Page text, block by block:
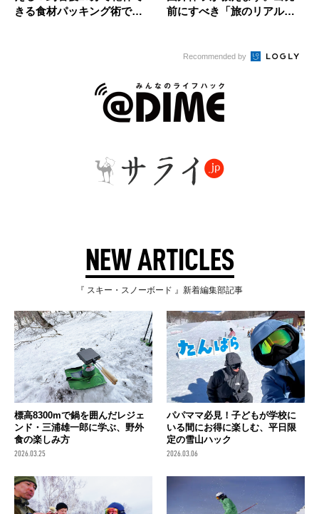
きる食材パッキング術でク
前にすべき「旅のリアルな
Recommended by
NEW ARTICLES
『 スキー・スノーボード 』新着編集部記事
標高8300mで鍋を囲んだレジェ
ンド・三浦雄一郎に学ぶ、野外
食の楽しみ方
2026.03.25
パパママ必見！子どもが学校に
いる間にお得に楽しむ、平日限
定の雪山ハック
2026.03.06